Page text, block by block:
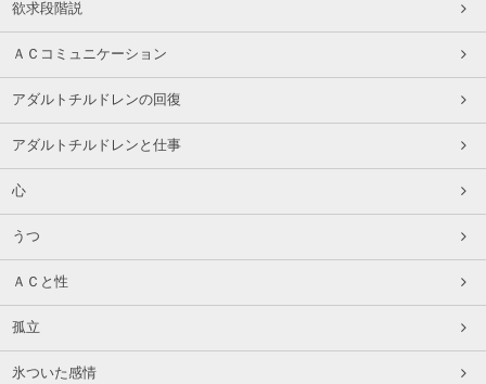
欲求段階説
ＡＣコミュニケーション
アダルトチルドレンの回復
アダルトチルドレンと仕事
心
うつ
ＡＣと性
孤立
氷ついた感情